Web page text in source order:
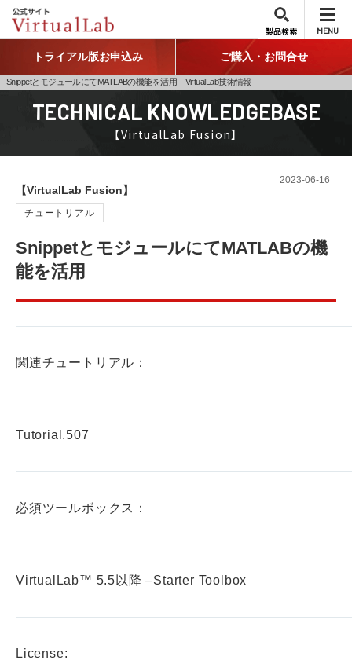
製品検索 MENU
トライアル版お申込み ご購入・お問合せ
SnippetとモジュールにてMATLABの機能を活用｜VirtualLab技術情報
TECHNICAL KNOWLEDGEBASE
【VirtualLab Fusion】
2023-06-16
【VirtualLab Fusion】
チュートリアル
SnippetとモジュールにてMATLABの機
能を活用
関連チュートリアル：
Tutorial.507
必須ツールボックス：
VirtualLab™ 5.5以降 –Starter Toolbox
License: